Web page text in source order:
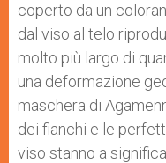
coperto da un
dal viso al telo
molto più largo di
una deformazione
maschera di
dei fianchi e le
viso stanno a